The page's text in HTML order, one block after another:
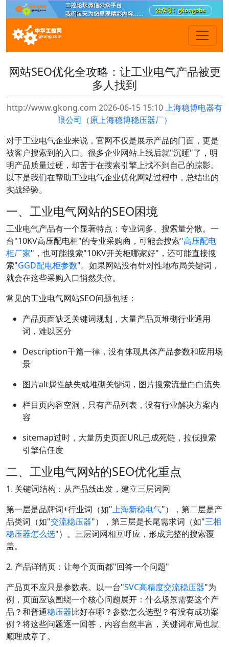
网站SEO优化全攻略：让工业电气产品被更
多人找到
http://www.gkong.com 2026-06-15 15:10上海稳博电器有
限公司（原上海稳博稳压器厂）
对于工业电气企业来说，官网不仅是展示产品的门面，更是
被客户搜索到的入口。很多企业网站上线后就"沉睡"了，明
明产品质量过硬，却苦于在搜索引擎上找不到自己的踪影。
以下是我们在帮助工业电气企业优化网站过程中，总结出的
实战经验。
一、工业电气网站的SEO困境
工业电气产品有一个显著特点：专业词多、搜索量分散。一
台"10KV高压配电柜"的专业采购商，可能会搜索"高压配电
柜厂家"，也可能搜索"10KV开关柜哪家好"，还可能直接搜
索"GGD配电柜参数"。如果网站没有针对性地布局关键词，
就会在这些采购入口悄然失位。
常见的工业电气网站SEO问题包括：
产品页面缺乏关键词规划，大量产品页堆砌行业通用
词，难以区分
Description千篇一律，没有体现具体产品参数和应用场
景
图片alt属性缺失或堆砌关键词，图片搜索流量白白流失
栏目页内容空洞，只有产品列表，没有行业解决方案内
容
sitemap过时，大量历史页面URL已成死链，拉低搜索
引擎信任度
二、工业电气网站的SEO优化重点
1. 关键词结构：从产品线出发，建立三层词网
第一层是品牌词+行业词（如"上海新稳电气"），第二层是产
品类词（如"交流稳压器"），第三层是长尾需求词（如"三相
稳压器怎么选"）。三层词网相互呼应，形成完整的搜索覆
盖。
2. 产品详情页：让每个页面都"回答一个问题"
产品页不应只是参数表。以一台"SVC高精度交流稳压器"为
例，页面应该围绕一个核心问题展开：什么场景需要这个产
品？和普通稳压器比好在哪？参数怎么选型？有没有成功案
例？将这些问题逐一回答，内容自然丰富，关键词布局也就
顺理成章了。